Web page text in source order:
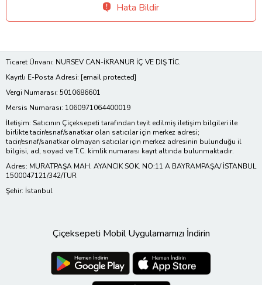
Hata Bildir
Ticaret Ünvanı: NURSEV CAN-İKRANUR İÇ VE DIŞ TİC.
Kayıtlı E-Posta Adresi: [email protected]
Vergi Numarası: 5010686601
Mersis Numarası: 1060971064400019
İletişim: Satıcının Çiçeksepeti tarafından teyit edilmiş iletişim bilgileri ile
birlikte tacir/esnaf/sanatkar olan satıcılar için merkez adresi;
tacir/esnaf/sanatkar olmayan satıcılar için merkez adresinin bulunduğu il
bilgisi, ad, soyad ve T.C. kimlik numarası kayıt altında bulunmaktadır.
Adres: MURATPAŞA MAH. AYANCIK SOK. NO:11 A BAYRAMPAŞA/ İSTANBUL
1500047121/342/TUR
Şehir: İstanbul
Çiçeksepeti Mobil Uygulamamızı İndirin